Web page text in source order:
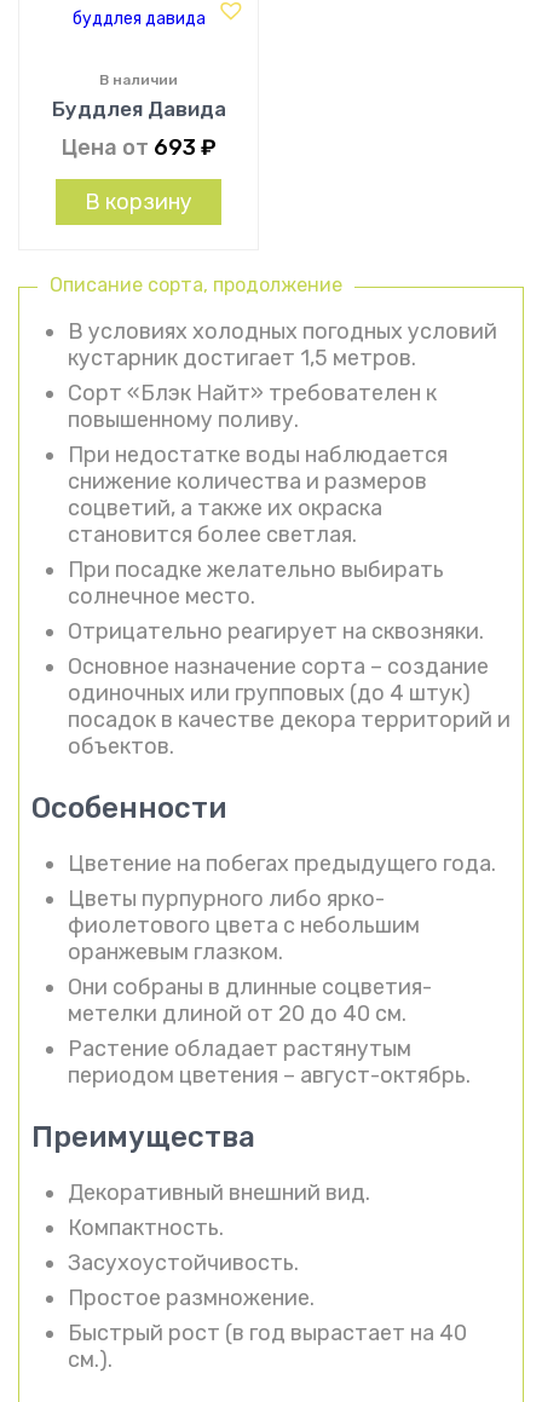
Описание сорта, продолжение
В условиях холодных погодных условий
кустарник достигает 1,5 метров.
Сорт «Блэк Найт» требователен к
повышенному поливу.
При недостатке воды наблюдается
снижение количества и размеров
соцветий, а также их окраска
становится более светлая.
При посадке желательно выбирать
солнечное место.
Отрицательно реагирует на сквозняки.
Основное назначение сорта – создание
одиночных или групповых (до 4 штук)
посадок в качестве декора территорий и
объектов.
Особенности
Цветение на побегах предыдущего года.
Цветы пурпурного либо ярко-
фиолетового цвета с небольшим
оранжевым глазком.
Они собраны в длинные соцветия-
метелки длиной от 20 до 40 см.
Растение обладает растянутым
периодом цветения – август-октябрь.
Преимущества
Декоративный внешний вид.
Компактность.
Засухоустойчивость.
Простое размножение.
Быстрый рост (в год вырастает на 40
см.).
Буддлея Давида
В наличии
Цена от 693 ₽
В корзину